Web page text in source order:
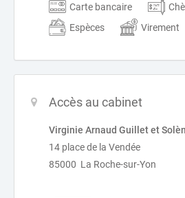
Carte bancaire
Espèces
Virement
Accès au cabinet
Virginie Arnaud Guillet et
14 place de la Vendée
85000 La Roche-sur-Yon